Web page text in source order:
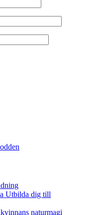
Utbilda dig till
naturmagi